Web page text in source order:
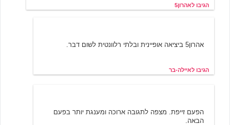
הגיבו לאהרון5
אהרון5 ביציאה אופיינית ובלתי רלוונטית לשום דבר.
הגיבו לאיילה-בר
הפעם זייפת. מצפה לתגובה ארוכה ומענגת יותר בפעם
הבאה.